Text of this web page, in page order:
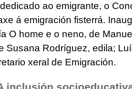
ao emigrante, o
á emigración fisterrá.
O home e o neno, de
Susana Rodríguez, edila;
xeral de Emigración.